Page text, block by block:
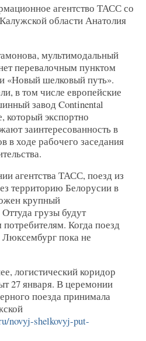
агентство ТАСС со
области Анатолия
мультимодальный
перевалочным пунктом
«Новый шелковый путь».
в том числе европейские
завод Continental
который экспортно
заинтересованность в
в ходе рабочего заседания
агентства ТАСС, поезд из
территорию Белорусии в
крупный
грузы будут
Когда поезд
Люксембург пока не
логистический коридор
27 января. В церемонии
поезда принимала
novyj-shelkovyj-put-